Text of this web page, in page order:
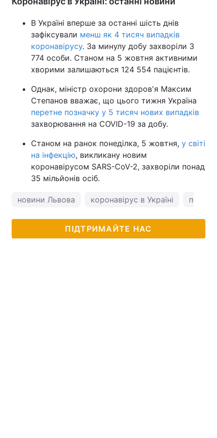
В Україні вперше за останні шість днів
зафіксували менш як 4 тисяч випадків
коронавірусу. За минулу добу захворіли 3
774 особи. Станом на 5 жовтня активними
хворими залишаються 124 554 пацієнтів.
Однак, міністр охорони здоров'я Максим
Степанов вважає, що цього тижня Україна
перетне позначку у 5 тисяч нових випадків
захворювання на COVID-19 за добу.
Станом на ранок понеділка, 5 жовтня, у світі
на інфекцію, викликану новим
коронавірусом SARS-CoV-2, захворіли понад
35 мільйонів осіб.
новини Львова коронавірус в Україні
ПІДТРИМАЙТЕ НАС